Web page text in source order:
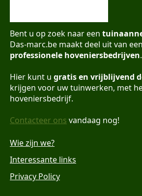
Bent u op zoek naar een
Das-marc.be maakt deel uit van een
professionele hoveniersbedrijven.
Hier kunt u gratis en vrijblijvend
krijgen voor uw tuinwerken, met
hoveniersbedrijf.
Contacteer ons vandaag nog!
Wie zijn we?
Interessante links
Privacy Policy